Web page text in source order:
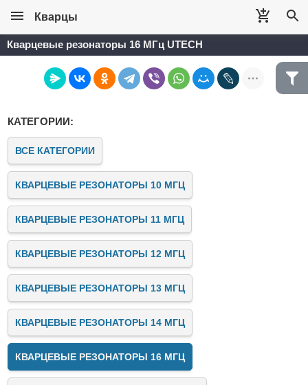
Кварцы
Кварцевые резонаторы 16 МГц UTECH
КАТЕГОРИИ:
ВСЕ КАТЕГОРИИ
КВАРЦЕВЫЕ РЕЗОНАТОРЫ 10 МГЦ
КВАРЦЕВЫЕ РЕЗОНАТОРЫ 11 МГЦ
КВАРЦЕВЫЕ РЕЗОНАТОРЫ 12 МГЦ
КВАРЦЕВЫЕ РЕЗОНАТОРЫ 13 МГЦ
КВАРЦЕВЫЕ РЕЗОНАТОРЫ 14 МГЦ
КВАРЦЕВЫЕ РЕЗОНАТОРЫ 16 МГЦ